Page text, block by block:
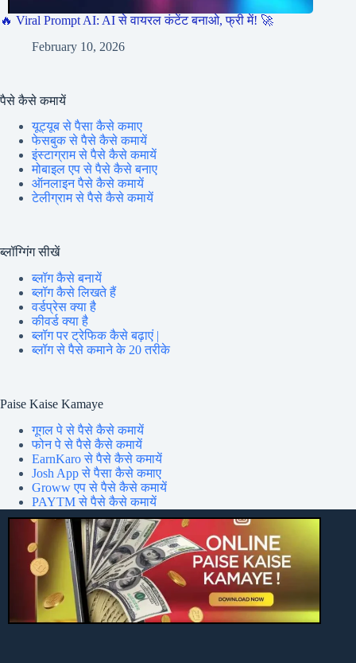
🔥 Viral Prompt AI: AI से वायरल कंटेंट बनाओ, फ्री में! 🚀
February 10, 2026
पैसे कैसे कमायें
यूट्यूब से पैसा कैसे कमाए
फेसबुक से पैसे कैसे कमायें
इंस्टाग्राम से पैसे कैसे कमायें
मोबाइल एप से पैसे कैसे बनाए
ऑनलाइन पैसे कैसे कमायें
टेलीग्राम से पैसे कैसे कमायें
ब्लॉग्गिंग सीखें
ब्लॉग कैसे बनायें
ब्लॉग कैसे लिखते हैं
वर्डप्रेस क्या है
कीवर्ड क्या है
ब्लॉग पर ट्रेफिक कैसे बढ़ाएं |
ब्लॉग से पैसे कमाने के 20 तरीके
Paise Kaise Kamaye
गूगल पे से पैसे कैसे कमायें
फोन पे से पैसे कैसे कमायें
EarnKaro से पैसे कैसे कमायें
Josh App से पैसा कैसे कमाए
Groww एप से पैसे कैसे कमायें
PAYTM से पैसे कैसे कमायें